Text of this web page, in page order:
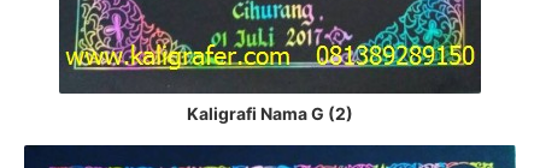
Kaligrafi Nama G (2)